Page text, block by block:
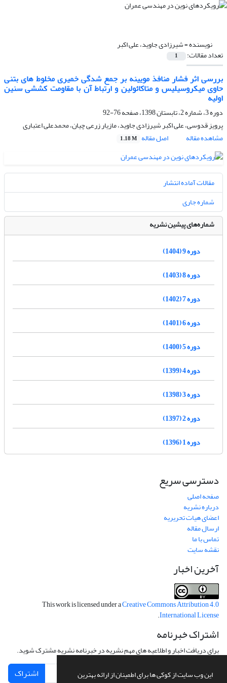
این وب سایت از کوکی ها برای اطمینان از ارائه بهترین
نویسنده =شیرزادی جاوید، علی اکبر
تعداد مقالات: 1
بررسی اثر فشار منافذ مویینه بر جمع شدگی خمیری مخلوط های بتنی
حاوی میکروسیلیس و متاکائولین و ارتباط آن با مقاومت کششی سنین
اولیه
دوره 3، شماره 2، تابستان 1398، صفحه
76-92
پرویز قدوسی، علی اکبر شیرزادی جاوید، مازیار زرعی چیان، محمدعلی اعتباری
مشاهده مقاله
اصل مقاله 1.18 M
مقالات آماده انتشار
شماره جاری
شماره‌های پیشین نشریه
دوره 9 (1404)
دوره 8 (1403)
دوره 7 (1402)
دوره 6 (1401)
دوره 5 (1400)
دوره 4 (1399)
دوره 3 (1398)
دوره 2 (1397)
دوره 1 (1396)
دسترسی سریع
صفحه اصلی
درباره نشریه
اعضای هیات تحریریه
ارسال مقاله
تماس با ما
نقشه سایت
آخرین اخبار
This work is licensed under aCreative Commons Attribution 4.0
International License
.
اشتراک خبرنامه
برای دریافت اخبار و اطلاعیه های مهم نشریه در خبرنامه نشریه مشترک شوید.
اشتراک